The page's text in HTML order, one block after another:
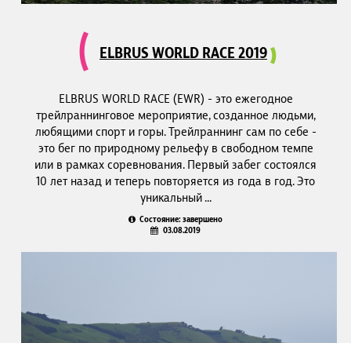
ELBRUS WORLD RACE 2019
ELBRUS WORLD RACE (EWR) - это ежегодное
трейлраннинговое мероприятие, созданное людьми,
любящими спорт и горы. Трейлраннинг сам по себе -
это бег по природному рельефу в свободном темпе
или в рамках соревнования. Первый забег состоялся
10 лет назад и теперь повторяется из года в год. Это
уникальный ...
Состояние: завершено
03.08.2019